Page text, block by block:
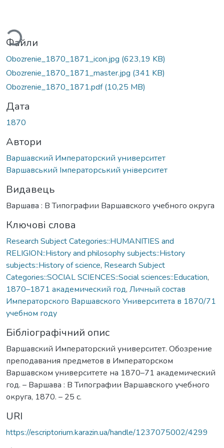
Файли
Obozrenie_1870_1871_icon.jpg (623,19 KB)
Obozrenie_1870_1871_master.jpg (341 KB)
Obozrenie_1870_1871.pdf(10,25 MB)
Дата
1870
Автори
Варшавский Императорский университет
Варшавський Імператорський університет
Видавець
Варшава : В Типографии Варшавского учебного округа
Ключові слова
Research Subject Categories::HUMANITIES and
RELIGION::History and philosophy subjects::History
subjects::History of science, Research Subject
Categories::SOCIAL SCIENCES::Social sciences::Education,
1870–1871 академический год, Личный состав
Императорского Варшавского Университета в 1870/71
учебном году
Бібліографічний опис
Варшавский Императорский университет. Обозрение
преподавания предметов в Императорском
Варшавском университете на 1870–71 академический
год. – Варшава : В Типографии Варшавского учебного
округа, 1870. – 25 с.
URI
https://escriptorium.karazin.ua/handle/1237075002/4299